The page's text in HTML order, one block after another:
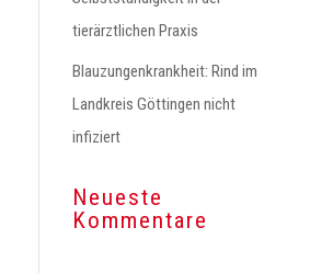
tierärztlichen Praxis
Blauzungenkrankheit: Rind im
Landkreis Göttingen nicht
infiziert
Neueste
Kommentare